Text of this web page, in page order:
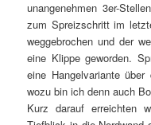
unangenehmen 3er-
zum Spreizschritt im
weggebrochen und der
eine Klippe geworden.
eine Hangelvariante
wozu bin ich denn auch
Kurz darauf erreichten